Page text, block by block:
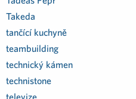
Takeda
tančící kuchyně
teambuilding
technický kámen
technistone
televize